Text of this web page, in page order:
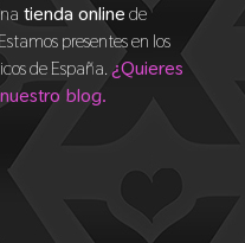
tienda onlinede
presentes en los
de España.¿Quieres
blog.